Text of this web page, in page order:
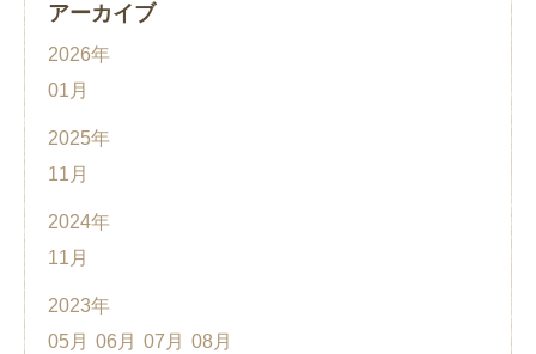
アーカイブ
2026年
01月
2025年
11月
2024年
11月
2023年
05月 06月 07月 08月